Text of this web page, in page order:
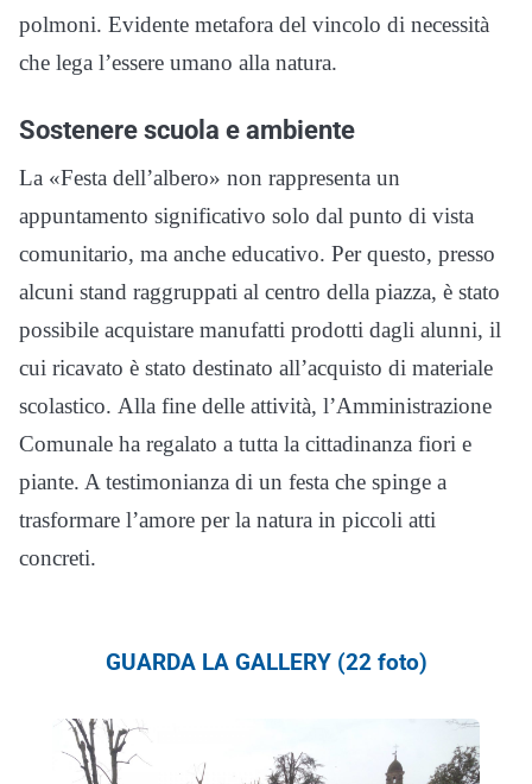
polmoni. Evidente metafora del vincolo di necessità
che lega l’essere umano alla natura.
Sostenere scuola e ambiente
La «Festa dell’albero» non rappresenta un
appuntamento significativo solo dal punto di vista
comunitario, ma anche educativo. Per questo, presso
alcuni stand raggruppati al centro della piazza, è stato
possibile acquistare manufatti prodotti dagli alunni, il
cui ricavato è stato destinato all’acquisto di materiale
scolastico. Alla fine delle attività, l’Amministrazione
Comunale ha regalato a tutta la cittadinanza fiori e
piante. A testimonianza di un festa che spinge a
trasformare l’amore per la natura in piccoli atti
concreti.
GUARDA LA GALLERY (22 foto)